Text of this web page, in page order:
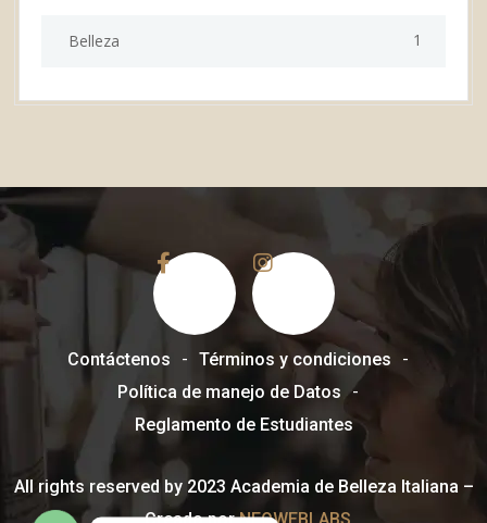
Belleza 1
Contáctenos
Términos y condiciones
Política de manejo de Datos
Reglamento de Estudiantes
All rights reserved by 2023 Academia de Belleza Italiana –
Creado porNEOWEBLABS